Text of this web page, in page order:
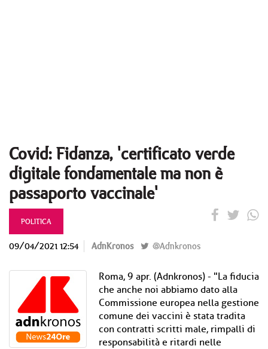
Covid: Fidanza, 'certificato verde
digitale fondamentale ma non è
passaporto vaccinale'
POLITICA
09/04/2021 12:54 AdnKronos @Adnkronos
Roma, 9 apr. (Adnkronos) - "La fiducia
che anche noi abbiamo dato alla
Commissione europea nella gestione
comune dei vaccini è stata tradita
con contratti scritti male, rimpalli di
responsabilità e ritardi nelle